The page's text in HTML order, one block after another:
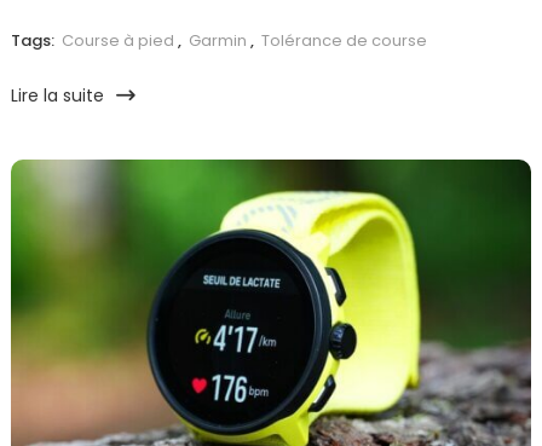
Tags: Course à pied , Garmin , Tolérance de course
Lire la suite